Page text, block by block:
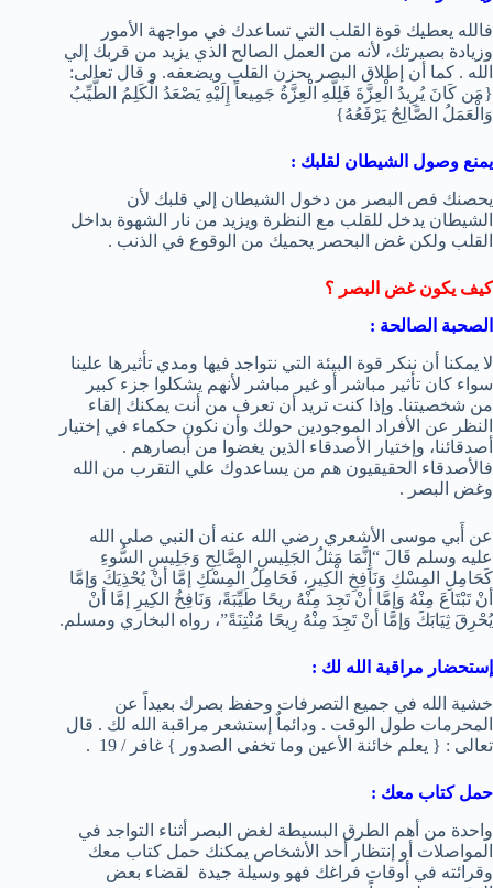
فالله يعطيك قوة القلب التي تساعدك في مواجهة الأمور
وزيادة بصيرتك، لأنه من العمل الصالح الذي يزيد من قربك إلي
الله . كما أن إطلاق البصر يحزن القلب ويضعفه. و قال تعالى:
{مَن كَانَ يُرِيدُ الْعِزَّةَ فَلِلَّهِ الْعِزَّةُ جَمِيعاً إِلَيْهِ يَصْعَدُ الْكَلِمُ الطَّيِّبُ
وَالْعَمَلُ الصَّالِحُ يَرْفَعُهُ}
يمنع وصول الشيطان لقلبك :
يحصنك فص البصر من دخول الشيطان إلي قلبك لأن
الشيطان يدخل للقلب مع النظرة ويزيد من نار الشهوة بداخل
القلب ولكن غض البحصر يحميك من الوقوع في الذنب .
كيف يكون غض البصر ؟
الصحبة الصالحة :
لا يمكنا أن ننكر قوة البيئة التي نتواجد فيها ومدي تأثيرها علينا
سواء كان تأثير مباشر أو غير مباشر لأنهم يشكلوا جزء كبير
من شخصيتنا. وإذا كنت تريد أن تعرف من أنت يمكنك إلقاء
النظر عن الأفراد الموجودين حولك وأن نكون حكماء في إختيار
أصدقائنا، وإختيار الأصدقاء الذين يغضوا من أبصارهم .
فالأصدقاء الحقيقيون هم من يساعدوك علي التقرب من الله
وغض البصر .
عن أَبي موسى الأشعري رضي الله عنه أن النبي صلى الله
عليه وسلم قَالَ “إِنَّمَا مَثلُ الجَلِيسِ الصَّالِحِ وَجَلِيسِ السُّوءِ
كَحَامِلِ المِسْكِ وَنَافِخِ الْكِيرِ، فَحَامِلُ الْمِسْكِ إمَّا أنْ يُحْذِيَكَ وَإمَّا
أنْ تَبْتَاعَ مِنْهُ وَإمَّا أنْ تَجِدَ مِنْهُ ريحًا طَيِّبَةً، وَنَافِخُ الكِيرِ إمَّا أنْ
يُحْرِقَ ثِيَابَكَ وَإمَّا أنْ تَجِدَ مِنْهُ رِيحًا مُنْتِنَةً”، رواه البخاري ومسلم.
إستحضار مراقبة الله لك :
خشية الله في جميع التصرفات وحفظ بصرك بعيداً عن
المحرمات طول الوقت . ودائماٌ إستشعر مراقبة الله لك . قال
تعالى : { يعلم خائنة الأعين وما تخفى الصدور } غافر / 19 .
حمل كتاب معك :
واحدة من أهم الطرق البسيطة لغض البصر أثناء التواجد في
المواصلات أو إنتظار أحد الأشخاص يمكنك حمل كتاب معك
وقرائته في أوقات فراغك فهو وسيلة جيدة لقضاء بعض